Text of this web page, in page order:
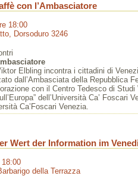
con l’Ambasciatore
18:00
Dorsoduro 3246
Elbling incontra i cittadini di
dall’Ambasciata della Repubblica
con il Centro Tedesco di
dell’Università Ca’
Ca’Foscari Venezia.
Wert der Information im
18:00
della Terrazza